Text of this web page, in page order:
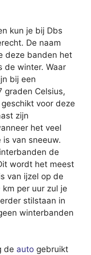
kun je bij Dbs
De naam
deze banden het
de winter. Waar
bij een
graden Celsius,
voor deze
zijn
het veel
is van sneeuw.
de
wordt het meest
van ijzel op de
per uur zul je
stilstaan in
winterbanden
de auto gebruikt